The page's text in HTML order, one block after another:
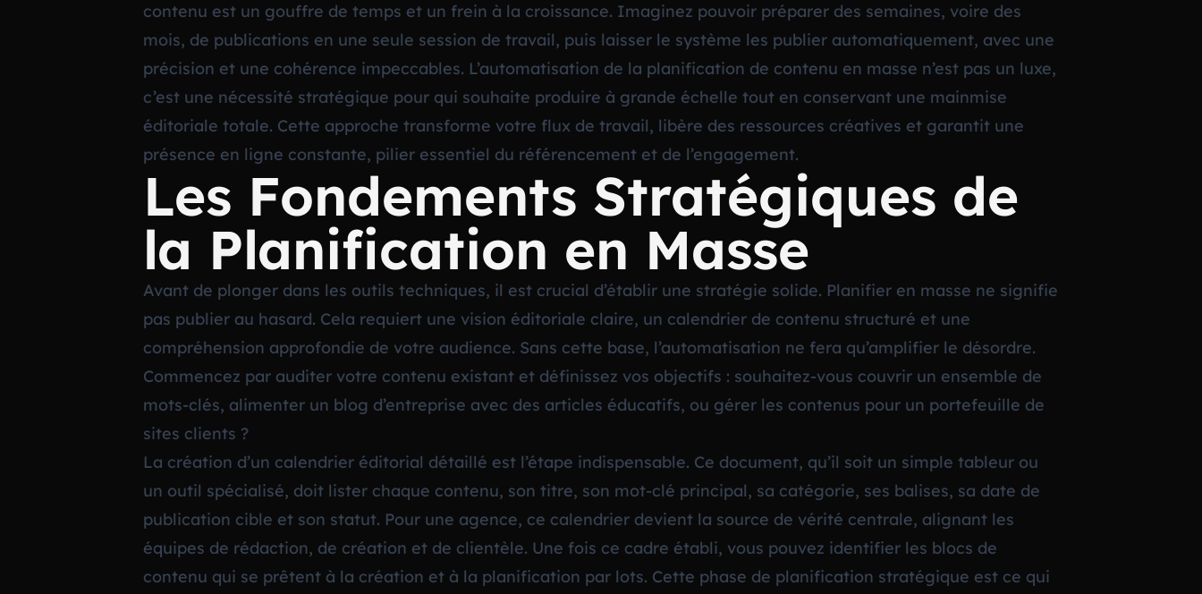
contenu est un gouffre de temps et un frein à la croissance. Imaginez pouvoir préparer des semaines, voire des
mois, de publications en une seule session de travail, puis laisser le système les publier automatiquement, avec une
précision et une cohérence impeccables. L’automatisation de la planification de contenu en masse n’est pas un luxe,
c’est une nécessité stratégique pour qui souhaite produire à grande échelle tout en conservant une mainmise
éditoriale totale. Cette approche transforme votre flux de travail, libère des ressources créatives et garantit une
présence en ligne constante, pilier essentiel du référencement et de l’engagement.
Les Fondements Stratégiques de
la Planification en Masse
Avant de plonger dans les outils techniques, il est crucial d’établir une stratégie solide. Planifier en masse ne signifie
pas publier au hasard. Cela requiert une vision éditoriale claire, un calendrier de contenu structuré et une
compréhension approfondie de votre audience. Sans cette base, l’automatisation ne fera qu’amplifier le désordre.
Commencez par auditer votre contenu existant et définissez vos objectifs : souhaitez-vous couvrir un ensemble de
mots-clés, alimenter un blog d’entreprise avec des articles éducatifs, ou gérer les contenus pour un portefeuille de
sites clients ?
La création d’un calendrier éditorial détaillé est l’étape indispensable. Ce document, qu’il soit un simple tableur ou
un outil spécialisé, doit lister chaque contenu, son titre, son mot-clé principal, sa catégorie, ses balises, sa date de
publication cible et son statut. Pour une agence, ce calendrier devient la source de vérité centrale, alignant les
équipes de rédaction, de création et de clientèle. Une fois ce cadre établi, vous pouvez identifier les blocs de
contenu qui se prêtent à la création et à la planification par lots. Cette phase de planification stratégique est ce qui